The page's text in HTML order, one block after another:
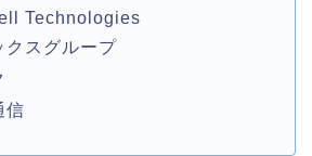
Technologies
スグループ
信